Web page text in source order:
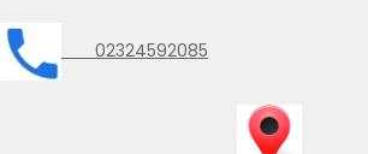
02324592085